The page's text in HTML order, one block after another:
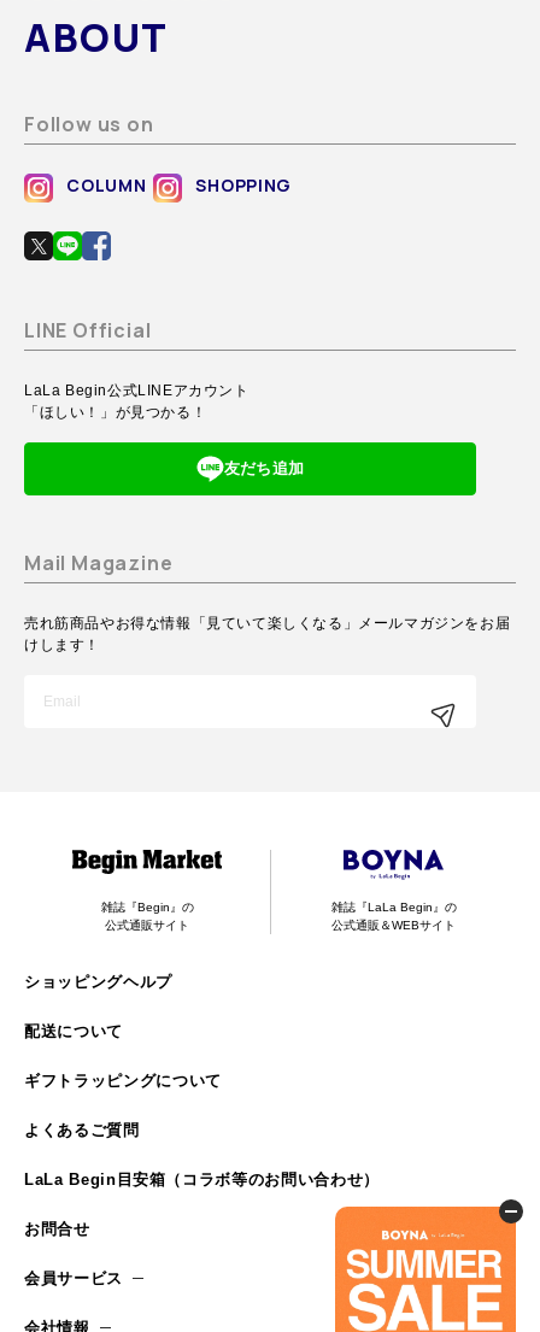
ABOUT
Follow us on
COLUMN SHOPPING
LINE Official
LaLa Begin公式LINEアカウント
「ほしい！」が見つかる！
友だち追加
Mail Magazine
売れ筋商品やお得な情報「見ていて楽しくなる」メールマガジンをお届
けします！
雑誌『Begin』の
公式通販サイト
雑誌『LaLa Begin』の
公式通販＆WEBサイト
ショッピングヘルプ
配送について
ギフトラッピングについて
よくあるご質問
LaLa Begin目安箱（コラボ等のお問い合わせ）
お問合せ
会員サービス
会社情報